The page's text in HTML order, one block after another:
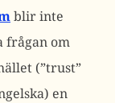
blir inte
frågan om
(”trust”
en